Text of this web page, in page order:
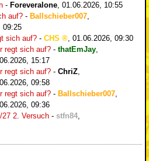
- Foreveralone, 01.06.2026, 10:55
auf? - Ballschieber007,
09:25
sich auf? - CHS , 01.06.2026, 09:30
regt sich auf? - thatEmJay,
15:17
regt sich auf? - ChriZ,
09:58
regt sich auf? - Ballschieber007,
09:36
2. Versuch - stfn84,